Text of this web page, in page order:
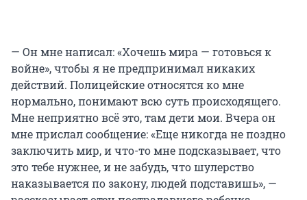
— Он мне написал: «Хочешь мира — готовься к
войне», чтобы я не предпринимал никаких
действий. Полицейские относятся ко мне
нормально, понимают всю суть происходящего.
Мне неприятно всё это, там дети мои. Вчера он
мне прислал сообщение: «Еще никогда не поздно
заключить мир, и что-то мне подсказывает, что
это тебе нужнее, и не забудь, что шулерство
наказывается по закону, людей подставишь», —